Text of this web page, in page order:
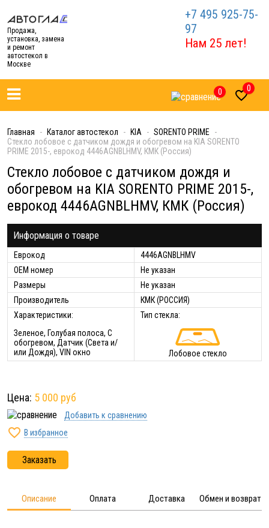
Продажа,
установка, замена
и ремонт
автостекол в
Москве
+7 495 925-75-
97
Нам 25 лет!
0 0
Главная Каталог автостекол KIA
SORENTO PRIME
Стекло лобовое с датчиком дождя и обогревом на KIA SORENTO
PRIME 2015-, еврокод 4446AGNBLHMV, КМК (Россия)
Стекло лобовое с датчиком дождя и
обогревом на KIA SORENTO PRIME 2015-,
еврокод 4446AGNBLHMV, КМК (Россия)
Информация о товаре
Еврокод
4446AGNBLHMV
ОЕМ номер
Не указан
Размеры
Не указан
Производитель
КМК (РОССИЯ)
Характеристики:
Зеленое, Голубая полоса, С
обогревом, Датчик (Света и/
или Дождя), VIN окно
Тип стекла:
Лобовое стекло
Цена: 5 000 руб
Добавить к сравнению
 В избранное
Заказать
Описание Оплата Доставка Обмен и возврат